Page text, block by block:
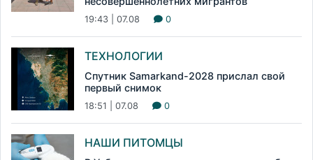
19:43 | 07.08 0
ТЕХНОЛОГИИ
Спутник Samarkand-2028 прислал свой
первый снимок
18:51 | 07.08 0
НАШИ ПИТОМЦЫ